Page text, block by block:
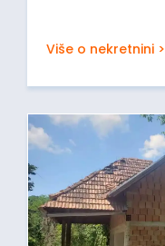
Više o nekretnini >